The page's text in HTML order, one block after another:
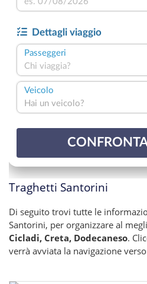
Traghetti Santorini
Di seguito trovi tutte le
Santorini, per organizzare al
Cicladi, Creta, Dodecaneso.
verrà avviata la navigazione